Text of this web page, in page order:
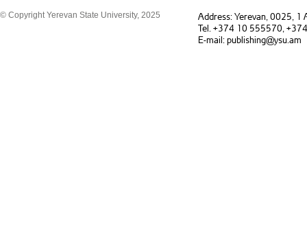
© Copyright Yerevan State University, 2025
Address: Yerevan, 0025, 1
Tel. +374 10 555570,
E-mail: publishing@ysu.am